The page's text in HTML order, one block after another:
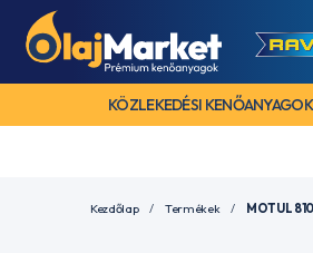
KÖZLEKEDÉSI KENŐANYAGOK
Kezdőlap Termékek MOTUL